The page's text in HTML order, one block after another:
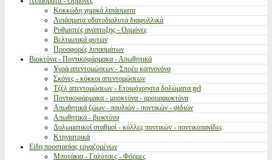
Κοκκώδη χημικά λιπάσματα
Λιπάσματα υδατοδιαλυτά διαφυλλικά
Ρυθμιστές ανάπτυξης - Ορμόνες
Βελτιωτικά φυτών
Προσφορές λιπασμάτων
Βιοκτόνα - Ποντικοφάρμακα - Απωθητικά
Υγρά απεντομώσεων - Σπρέυ καπνογόνα
Σκόνες - κόκκοι απεντομώσεων
Τζέλ απεντομώσεων - Ετοιμόχρηστα δολώματα gel
Ποντικοφάρμακα - μυοκτόνα - αρουραιοκτόνα
Απωθητικά ζώων - πουλιών - ποντικών - φιδιών
Απωθητικά - βιοκτόνα
Δολωματικοί σταθμοί - κόλλες ποντικών - ποντικοπαγίδες
Κτηνιατρικά
Είδη προστασίας εργαζομένων
Μποτάκια - Γαλότσες - Φόρμες